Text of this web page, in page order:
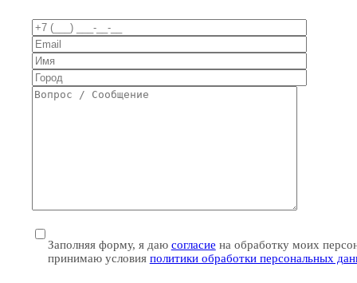
Заполняя форму, я даю согласие на обработку моих
принимаю условия политики обработки персональных